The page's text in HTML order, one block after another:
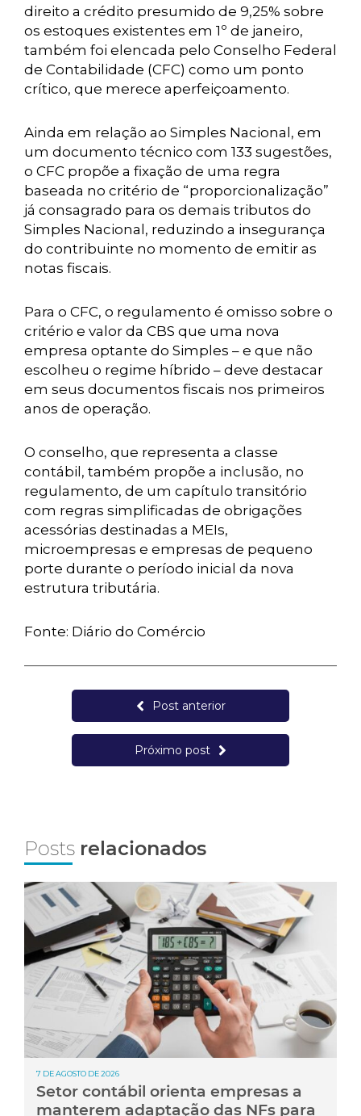
direito a crédito presumido de 9,25% sobre
os estoques existentes em 1º de janeiro,
também foi elencada pelo Conselho Federal
de Contabilidade (CFC) como um ponto
crítico, que merece aperfeiçoamento.
Ainda em relação ao Simples Nacional, em
um documento técnico com 133 sugestões,
o CFC propõe a fixação de uma regra
baseada no critério de “proporcionalização”
já consagrado para os demais tributos do
Simples Nacional, reduzindo a insegurança
do contribuinte no momento de emitir as
notas fiscais.
Para o CFC, o regulamento é omisso sobre o
critério e valor da CBS que uma nova
empresa optante do Simples – e que não
escolheu o regime híbrido – deve destacar
em seus documentos fiscais nos primeiros
anos de operação.
O conselho, que representa a classe
contábil, também propõe a inclusão, no
regulamento, de um capítulo transitório
com regras simplificadas de obrigações
acessórias destinadas a MEIs,
microempresas e empresas de pequeno
porte durante o período inicial da nova
estrutura tributária.
Fonte: Diário do Comércio
Post anterior
Próximo post
Posts relacionados
7 DE AGOSTO DE 2026
Setor contábil orienta empresas a
manterem adaptação das NFs para